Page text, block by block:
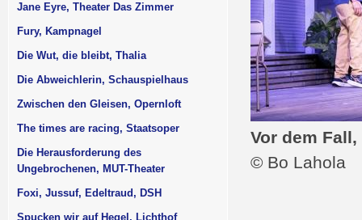
Vor dem
© Bo Lahola
Jane Eyre, Theater Das Zimmer
Fury, Kampnagel
Die Wut, die bleibt, Thalia
Die Abweichlerin, Schauspielhaus
Zwischen den Gleisen, Opernloft
The times are racing, Staatsoper
Die Herausforderung des
Ungebrochenen, MUT-Theater
Foxi, Jussuf, Edeltraud, DSH
Spucken wir auf Hegel, Lichthof